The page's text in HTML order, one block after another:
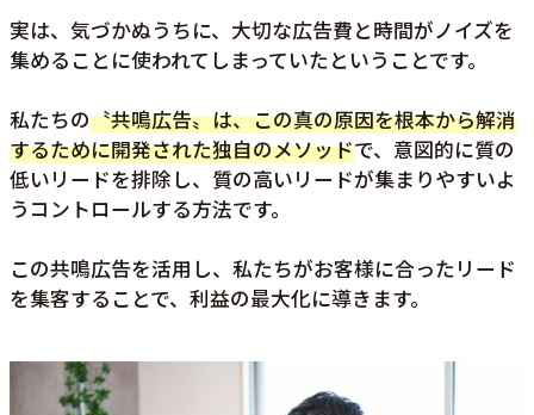
実は、気づかぬうちに、大切な広告費と時間がノイズを
集めることに使われてしまっていたということです。
私たちの〝共鳴広告〟は、この真の原因を根本から解消
するために開発された独自のメソッドで、意図的に質の
低いリードを排除し、質の高いリードが集まりやすいよ
うコントロールする方法です。
この共鳴広告を活用し、私たちがお客様に合ったリード
を集客することで、利益の最大化に導きます。